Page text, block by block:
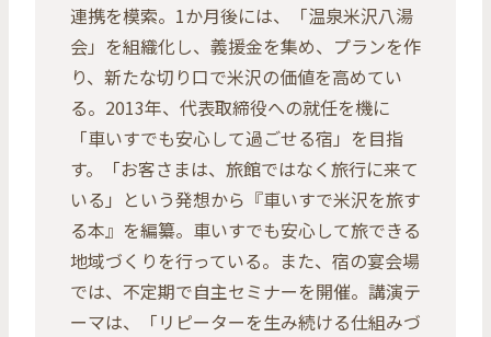
連携を模索。1か月後には、「温泉米沢八湯
会」を組織化し、義援金を集め、プランを作
り、新たな切り口で米沢の価値を高めてい
る。2013年、代表取締役への就任を機に
「車いすでも安心して過ごせる宿」を目指
す。「お客さまは、旅館ではなく旅行に来て
いる」という発想から『車いすで米沢を旅す
る本』を編纂。車いすでも安心して旅できる
地域づくりを行っている。また、宿の宴会場
では、不定期で自主セミナーを開催。講演テ
ーマは、「リピーターを生み続ける仕組みづ